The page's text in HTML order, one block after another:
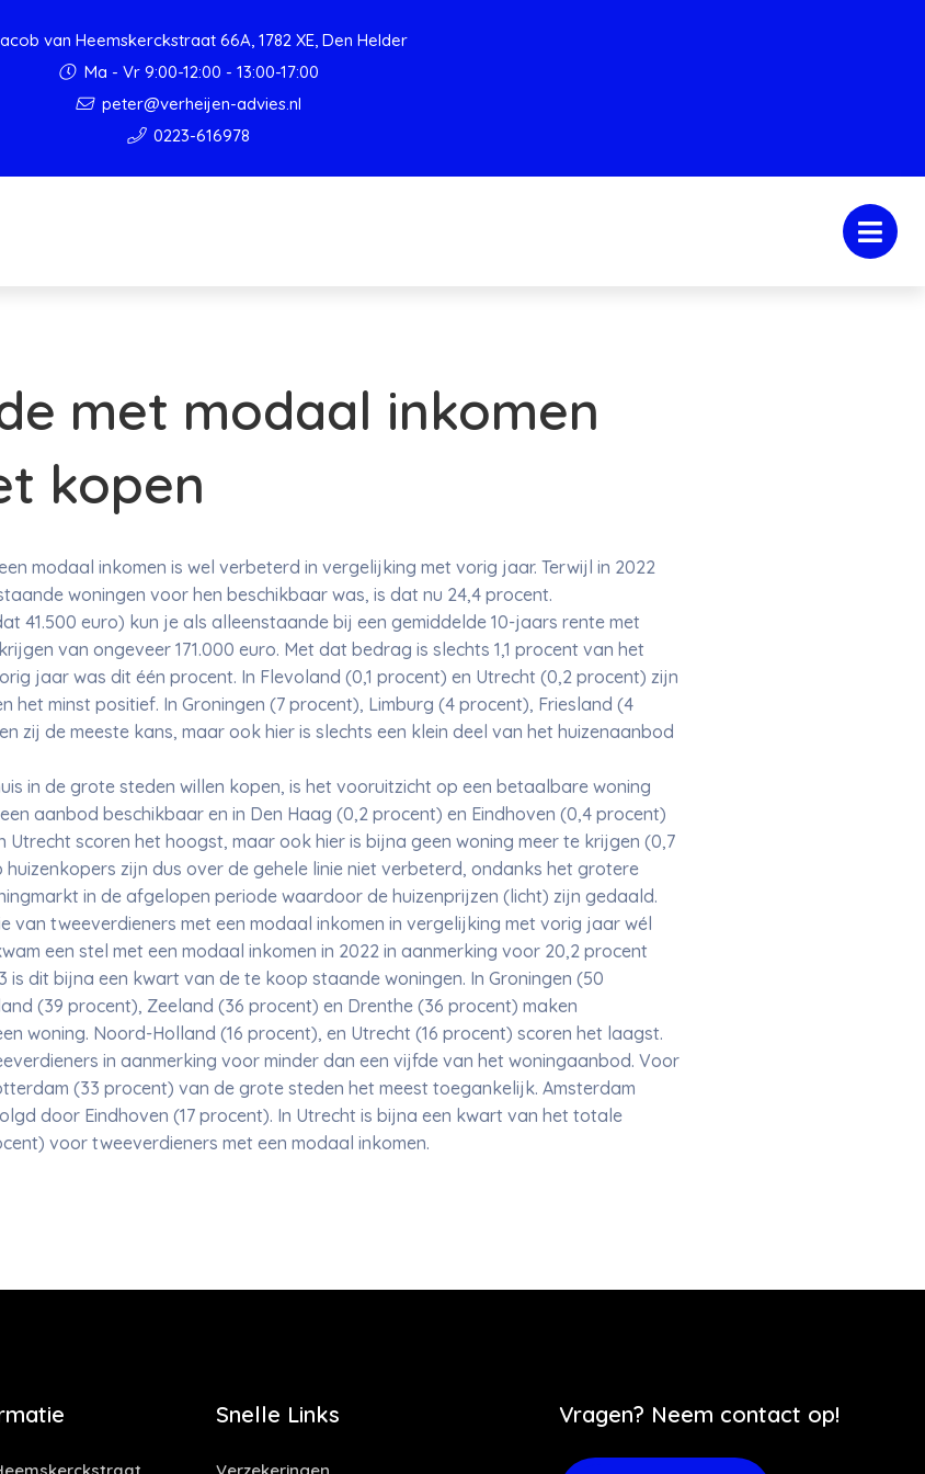
van Heemskerckstraat 66A, 1782 XE, Den Helder
Ma - Vr 9:00-12:00 - 13:00-17:00
peter@verheijen-advies.nl
0223-616978
met modaal inkomen
kopen
modaal inkomen is wel verbeterd in vergelijking met vorig jaar. Terwijl in 2022
woningen voor hen beschikbaar was, is dat nu 24,4 procent.
41.500 euro) kun je als alleenstaande bij een gemiddelde 10-jaars rente met
van ongeveer 171.000 euro. Met dat bedrag is slechts 1,1 procent van het
jaar was dit één procent. In Flevoland (0,1 procent) en Utrecht (0,2 procent) zijn
minst positief. In Groningen (7 procent), Limburg (4 procent), Friesland (4
zij de meeste kans, maar ook hier is slechts een klein deel van het huizenaanbod
in de grote steden willen kopen, is het vooruitzicht op een betaalbare woning
aanbod beschikbaar en in Den Haag (0,2 procent) en Eindhoven (0,4 procent)
Utrecht scoren het hoogst, maar ook hier is bijna geen woning meer te krijgen (0,7
zijn dus over de gehele linie niet verbeterd, ondanks het grotere
in de afgelopen periode waardoor de huizenprijzen (licht) zijn gedaald.
van tweeverdieners met een modaal inkomen in vergelijking met vorig jaar wél
een stel met een modaal inkomen in 2022 in aanmerking voor 20,2 procent
dit bijna een kwart van de te koop staande woningen. In Groningen (50
(39 procent), Zeeland (36 procent) en Drenthe (36 procent) maken
woning. Noord-Holland (16 procent), en Utrecht (16 procent) scoren het laagst.
in aanmerking voor minder dan een vijfde van het woningaanbod. Voor
(33 procent) van de grote steden het meest toegankelijk. Amsterdam
door Eindhoven (17 procent). In Utrecht is bijna een kwart van het totale
voor tweeverdieners met een modaal inkomen.
Snelle Links Vragen? Neem contact op!